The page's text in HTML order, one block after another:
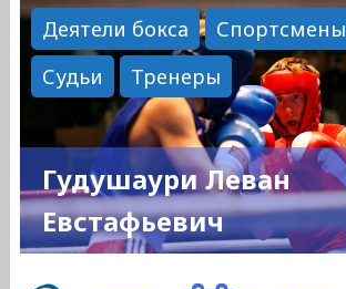
Деятели бокса
Спортсмены
Судьи
Тренеры
Гудушаури Леван
Евстафьевич